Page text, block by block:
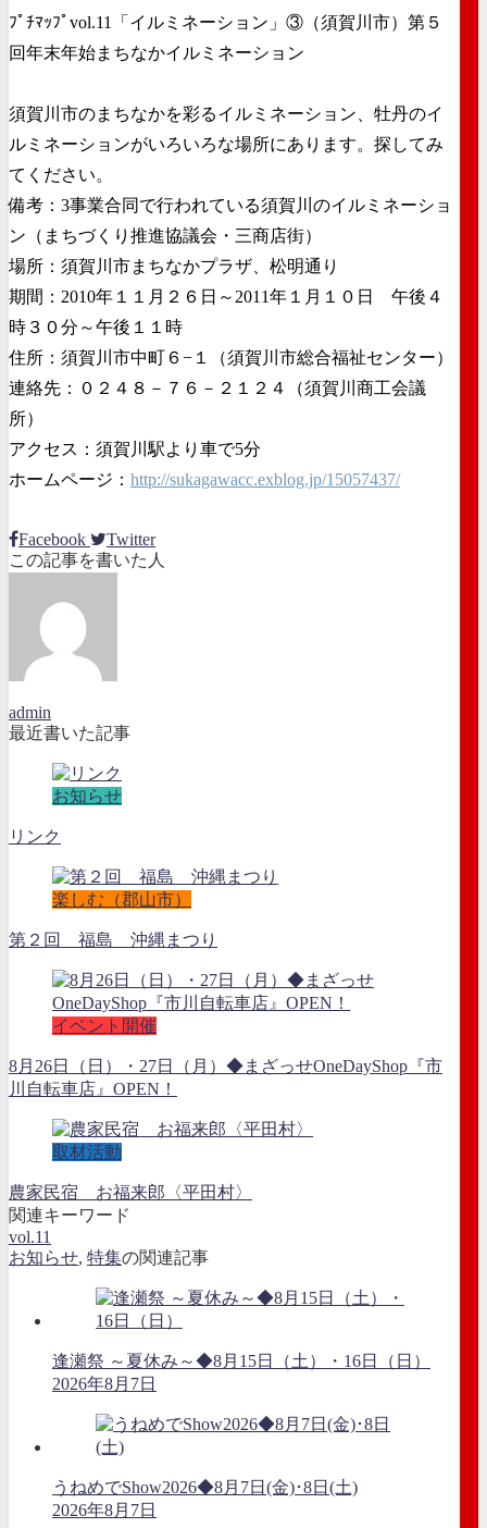
ﾌﾟﾁﾏｯﾌﾟvol.11「イルミネーション」③（須賀川市）第５
回年末年始まちなかイルミネーション
須賀川市のまちなかを彩るイルミネーション、牡丹のイ
ルミネーションがいろいろな場所にあります。探してみ
てください。
備考：3事業合同で行われている須賀川のイルミネーショ
ン（まちづくり推進協議会・三商店街）
場所：須賀川市まちなかプラザ、松明通り
期間：2010年１１月２６日～2011年１月１０日 午後４
時３０分～午後１１時
住所：須賀川市中町６−１（須賀川市総合福祉センター）
連絡先：０２４８－７６－２１２４（須賀川商工会議
所）
アクセス：須賀川駅より車で5分
ホームページ： http://sukagawacc.exblog.jp/15057437/
Facebook
Twitter
この記事を書いた人
admin
最近書いた記事
お知らせ
リンク
楽しむ（郡山市）
第２回 福島 沖縄まつり
イベント開催
8月26日（日）・27日（月）◆まざっせOneDayShop『市
川自転車店』OPEN！
取材活動
農家民宿 お福来郎〈平田村〉
関連キーワード
vol.11
お知らせ, 特集の関連記事
逢瀬祭 ～夏休み～◆8月15日（土）・16日（日）
2026年8月7日
うねめでShow2026◆8月7日(金)･8日(土)
2026年8月7日